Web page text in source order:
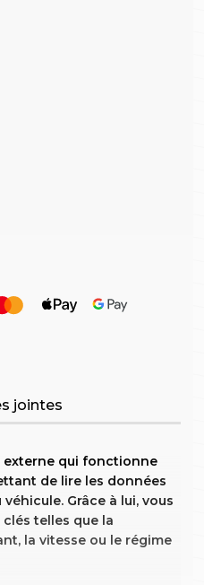
jointes
externe qui fonctionne
de lire les données
Grâce à lui, vous
telles que la
la vitesse ou le régime